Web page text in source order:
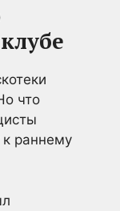
что
к раннему